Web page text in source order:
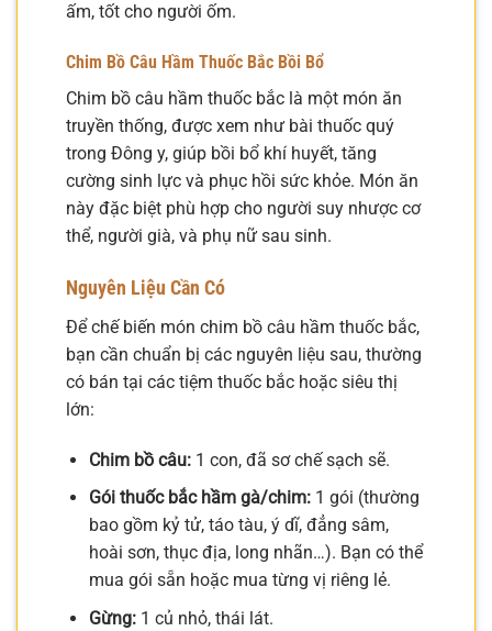
ấm, tốt cho người ốm.
Chim Bồ Câu Hầm Thuốc Bắc Bồi Bổ
Chim bồ câu hầm thuốc bắc là một món ăn
truyền thống, được xem như bài thuốc quý
trong Đông y, giúp bồi bổ khí huyết, tăng
cường sinh lực và phục hồi sức khỏe. Món ăn
này đặc biệt phù hợp cho người suy nhược cơ
thể, người già, và phụ nữ sau sinh.
Nguyên Liệu Cần Có
Để chế biến món chim bồ câu hầm thuốc bắc,
bạn cần chuẩn bị các nguyên liệu sau, thường
có bán tại các tiệm thuốc bắc hoặc siêu thị
lớn:
Chim bồ câu:1 con, đã sơ chế sạch sẽ.
Gói thuốc bắc hầm gà/chim:1 gói (thường
bao gồm kỷ tử, táo tàu, ý dĩ, đẳng sâm,
hoài sơn, thục địa, long nhãn…). Bạn có thể
mua gói sẵn hoặc mua từng vị riêng lẻ.
Gừng:1 củ nhỏ, thái lát.